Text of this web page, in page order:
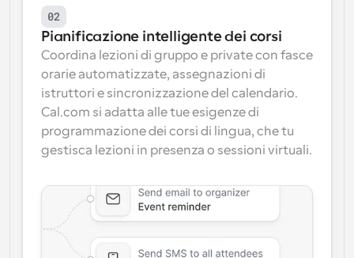
02
Pianificazione intelligente dei corsi
Coordina lezioni di gruppo e private con fasce
orarie automatizzate, assegnazioni di
istruttori e sincronizzazione del calendario.
Cal.com si adatta alle tue esigenze di
programmazione dei corsi di lingua, che tu
gestisca lezioni in presenza o sessioni virtuali.